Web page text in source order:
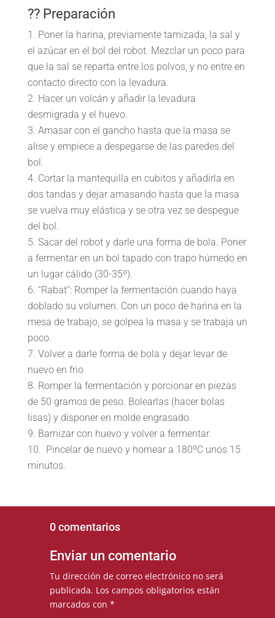
?? Preparación
Poner la harina, previamente tamizada, la sal y
el azúcar en el bol del robot. Mezclar un poco para
que la sal se reparta entre los polvos, y no entre en
contacto directo con la levadura.
Hacer un volcán y añadir la levadura
desmigrada y el huevo.
Amasar con el gancho hasta que la masa se
alise y empiece a despegarse de las paredes del
bol.
Cortar la mantequilla en cubitos y añadirla en
dos tandas y dejar amasando hasta que la masa
se vuelva muy elástica y se otra vez se despegue
del bol.
Sacar del robot y darle una forma de bola. Poner
a fermentar en un bol tapado con trapo húmedo en
un lugar cálido (30-35º).
“Rabat”: Romper la fermentación cuando haya
doblado su volumen. Con un poco de harina en la
mesa de trabajo, se golpea la masa y se trabaja un
poco.
Volver a darle forma de bola y dejar levar de
nuevo en frio
Romper la fermentación y porcionar en piezas
de 50 gramos de peso. Bolearlas (hacer bolas
lisas) y disponer en molde engrasado.
Barnizar con huevo y volver a fermentar.
Pincelar de nuevo y hornear a 180ºC unos 15
minutos.
0 comentarios
Enviar un comentario
Tu dirección de correo electrónico no será
publicada. Los campos obligatorios están
marcados con *